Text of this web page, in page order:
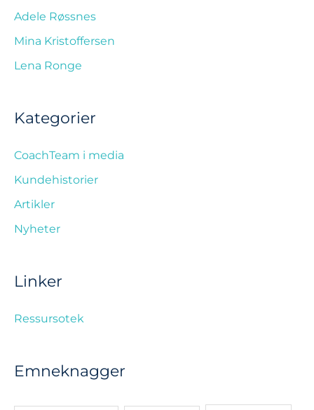
Adele Røssnes
Mina Kristoffersen
Lena Ronge
Kategorier
CoachTeam i media
Kundehistorier
Artikler
Nyheter
Linker
Ressursotek
Emneknagger